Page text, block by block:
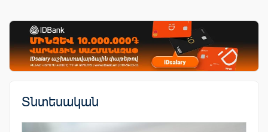
Տնտեսական